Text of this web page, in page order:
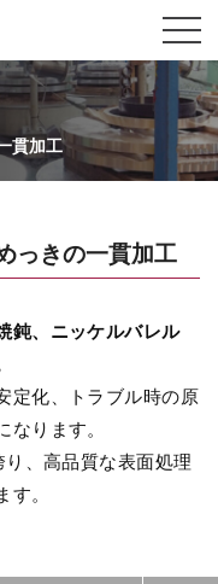
貫加工
っきの一貫加工
鈍、ニッケルバレル
定化、トラブル時の原
なります。
、高品質な表面処理
す。